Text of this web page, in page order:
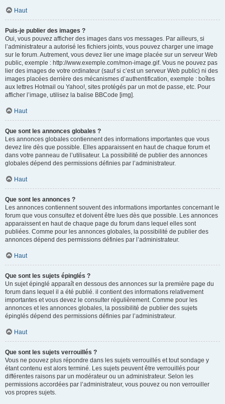
Haut
Puis-je publier des images ?
Oui, vous pouvez afficher des images dans vos messages. Par ailleurs, si
l’administrateur a autorisé les fichiers joints, vous pouvez charger une image
sur le forum. Autrement, vous devez lier une image placée sur un serveur Web
public, exemple : http://www.exemple.com/mon-image.gif. Vous ne pouvez pas
lier des images de votre ordinateur (sauf si c’est un serveur Web public) ni des
images placées derrière des mécanismes d’authentification, exemple : boîtes
aux lettres Hotmail ou Yahoo!, sites protégés par un mot de passe, etc. Pour
afficher l’image, utilisez la balise BBCode [img].
Haut
Que sont les annonces globales ?
Les annonces globales contiennent des informations importantes que vous
devez lire dès que possible. Elles apparaissent en haut de chaque forum et
dans votre panneau de l’utilisateur. La possibilité de publier des annonces
globales dépend des permissions définies par l’administrateur.
Haut
Que sont les annonces ?
Les annonces contiennent souvent des informations importantes concernant le
forum que vous consultez et doivent être lues dès que possible. Les annonces
apparaissent en haut de chaque page du forum dans lequel elles sont
publiées. Comme pour les annonces globales, la possibilité de publier des
annonces dépend des permissions définies par l’administrateur.
Haut
Que sont les sujets épinglés ?
Un sujet épinglé apparaît en dessous des annonces sur la première page du
forum dans lequel il a été publié. il contient des informations relativement
importantes et vous devez le consulter régulièrement. Comme pour les
annonces et les annonces globales, la possibilité de publier des sujets
épinglés dépend des permissions définies par l’administrateur.
Haut
Que sont les sujets verrouillés ?
Vous ne pouvez plus répondre dans les sujets verrouillés et tout sondage y
étant contenu est alors terminé. Les sujets peuvent être verrouillés pour
différentes raisons par un modérateur ou un administrateur. Selon les
permissions accordées par l’administrateur, vous pouvez ou non verrouiller
vos propres sujets.